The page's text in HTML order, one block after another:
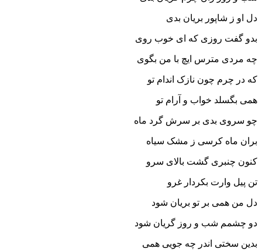
دل او ز شاپور بریان بدى‏
بدو گفت روزى که اى خوب روى
چه مردى مترس ایچ با من بگوى‏
که در چرم چون نازک اندام تو
همى بگسلد خواب و آرام تو
چو سروى بدى بر سرش گرد ماه
بران ماه کرسى ز مشک سیاه‏
کنون چنبرى گشت بالاى سرو
تن پیل وارت بکردار غرو
دل من همى بر تو بریان شود
دو چشمم شب و روز گریان شود
بدین سختى اندر چه جویى همى